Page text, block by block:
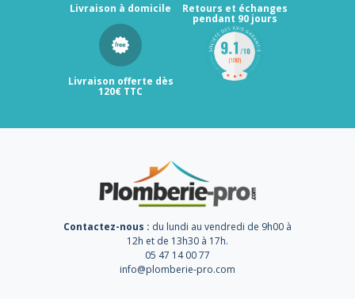
Livraison à domicile Retours et échanges
pendant 90 jours
Livraison offerte dès
120€ TTC
Contactez-nous : du lundi au vendredi de 9h00 à
12h et de 13h30 à 17h.
05 47 14 00 77
info@plomberie-pro.com